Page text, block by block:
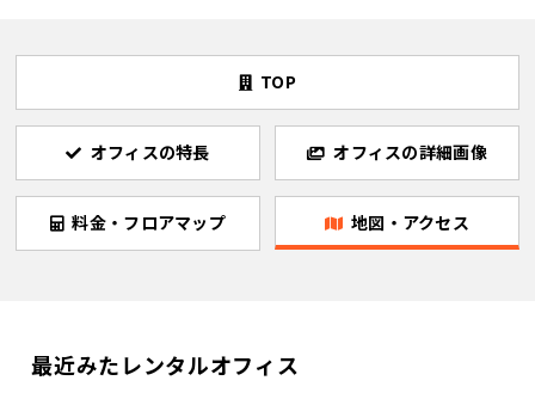
TOP
オフィスの特長 オフィスの詳細画像
料金・フロアマップ 地図・アクセス
最近みたレンタルオフィス